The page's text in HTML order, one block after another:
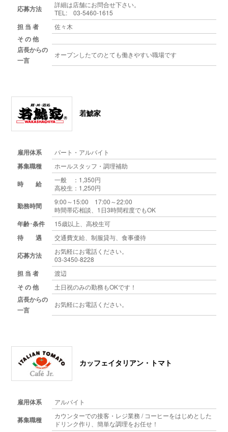
応募方法
詳細は店舗にお問合せ下さい。
TEL: 03-5460-1615
担 当 者 佐々木
そ の 他
店長からの
一言
オープンしたてのとても働きやすい職場です
若鯱家
雇用体系 パート・アルバイト
募集職種 ホールスタッフ・調理補助
時 給
一般 ：1,350円
高校生：1,250円
勤務時間
9:00～15:00 17:00～22:00
時間帯応相談、1日3時間程度でもOK
年齢･条件 15歳以上、高校生可
待 遇 交通費支給、制服貸与、食事優待
応募方法
お気軽にお電話ください。
03-3450-8228
担 当 者 渡辺
そ の 他 土日祝のみの勤務もOKです！
店長からの
一言
お気軽にお電話ください。
カッフェイタリアン・トマト
雇用体系 アルバイト
募集職種
カウンターでの接客・レジ業務 / コーヒーをはじめとした
ドリンク作り、簡単な調理をお任せ！